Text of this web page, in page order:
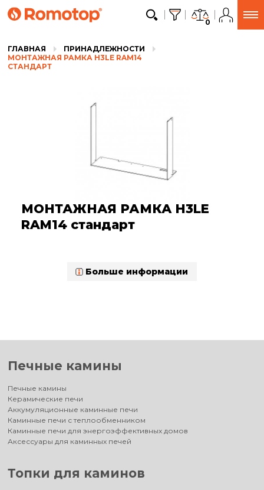
0
ГЛАВНАЯ
ПРИНАДЛЕЖНОСТИ
МОНТАЖНАЯ РАМКА H3LE RAM14
СТАНДАРТ
МОНТАЖНАЯ РАМКА H3LE
RAM14 стандарт
Больше информации
Печные камины
Печные камины
Керамические печи
Аккумуляционные каминные печи
Каминные печи с теплообменником
Каминные печи для энергоэффективных домов
Аксессуары для каминных печей
Топки для каминов